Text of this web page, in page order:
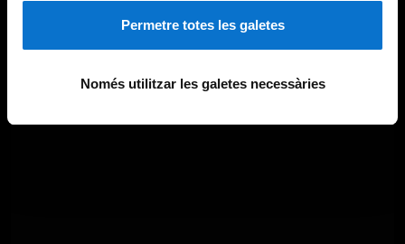
Permetre totes les galetes
Només utilitzar les galetes necessàries